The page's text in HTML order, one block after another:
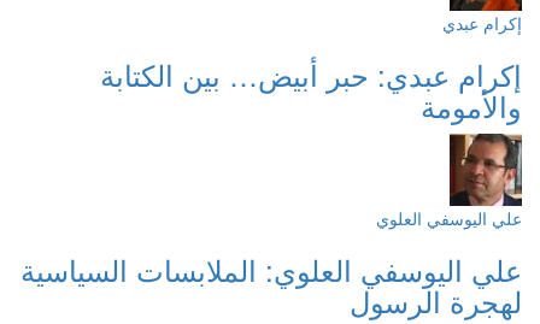
إكرام عبدي
إكرام عبدي: حبر أبيض… بين الكتابة
والأمومة
علي اليوسفي العلوي
علي اليوسفي العلوي: الملابسات السياسية
لهجرة الرسول